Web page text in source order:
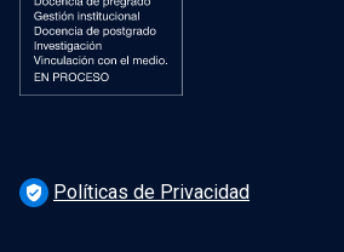
verified_user Políticas de Privacidad